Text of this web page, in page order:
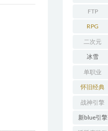
FTP
RPG
二次元
冰雪
单职业
怀旧经典
战神引擎
新blue引擎